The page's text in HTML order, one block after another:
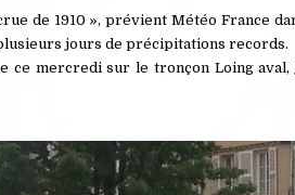
de 1910 », prévient Météo France
jours de précipitations records.
ce mercredi sur le tronçon Loing